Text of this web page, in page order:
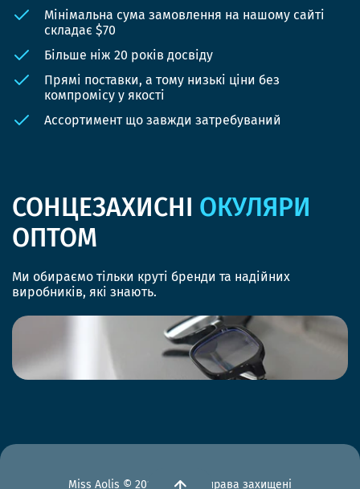
Мінімальна сума замовлення на нашому сайті
складає $70
Більше ніж 20 років досвіду
Прямі поставки, а тому низькі ціни без
компромісу у якості
Ассортимент що завжди затребуваний
СОНЦЕЗАХИСНІ ОКУЛЯРИ
ОПТОМ
Ми обираємо тільки круті бренди та надійних
виробників, які знають.
Miss Aolis © 2012-2026 Всі права захищені